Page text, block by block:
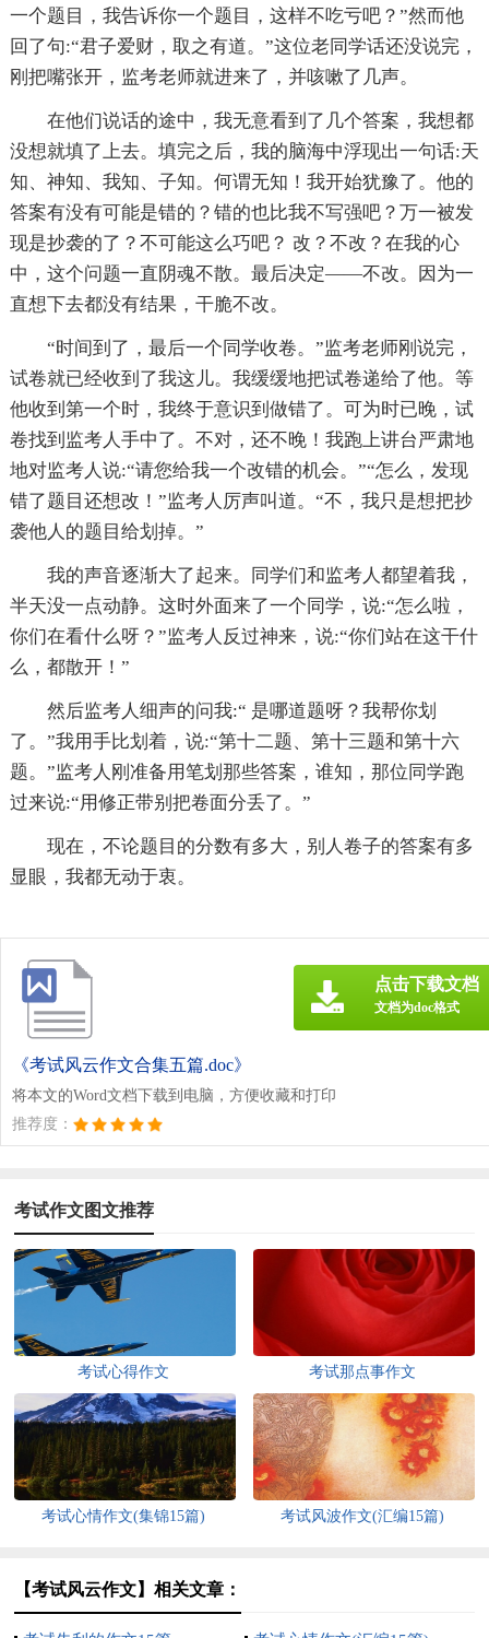
一个题目，我告诉你一个题目，这样不吃亏吧？”然而他
回了句:“君子爱财，取之有道。”这位老同学话还没说完，
刚把嘴张开，监考老师就进来了，并咳嗽了几声。
在他们说话的途中，我无意看到了几个答案，我想都
没想就填了上去。填完之后，我的脑海中浮现出一句话:天
知、神知、我知、子知。何谓无知！我开始犹豫了。他的
答案有没有可能是错的？错的也比我不写强吧？万一被发
现是抄袭的了？不可能这么巧吧？ 改？不改？在我的心
中，这个问题一直阴魂不散。最后决定——不改。因为一
直想下去都没有结果，干脆不改。
“时间到了，最后一个同学收卷。”监考老师刚说完，
试卷就已经收到了我这儿。我缓缓地把试卷递给了他。等
他收到第一个时，我终于意识到做错了。可为时已晚，试
卷找到监考人手中了。不对，还不晚！我跑上讲台严肃地
地对监考人说:“请您给我一个改错的机会。”“怎么，发现
错了题目还想改！”监考人厉声叫道。“不，我只是想把抄
袭他人的题目给划掉。”
我的声音逐渐大了起来。同学们和监考人都望着我，
半天没一点动静。这时外面来了一个同学，说:“怎么啦，
你们在看什么呀？”监考人反过神来，说:“你们站在这干什
么，都散开！”
然后监考人细声的问我:“ 是哪道题呀？我帮你划
了。”我用手比划着，说:“第十二题、第十三题和第十六
题。”监考人刚准备用笔划那些答案，谁知，那位同学跑
过来说:“用修正带别把卷面分丢了。”
现在，不论题目的分数有多大，别人卷子的答案有多
显眼，我都无动于衷。
《考试风云作文合集五篇.doc》
将本文的Word文档下载到电脑，方便收藏和打印
推荐度：
点击下载文档
文档为doc格式
考试作文图文推荐
考试心得作文 考试那点事作文
考试心情作文(集锦15篇) 考试风波作文(汇编15篇)
【考试风云作文】相关文章：